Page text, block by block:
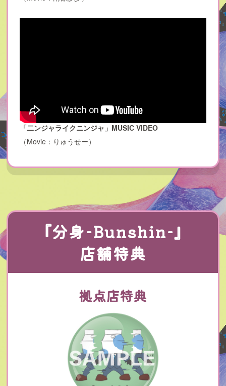
「二ンジャライクニンジャ」MUSIC VIDEO
（Movie：りゅうせー）
『分身-Bunshin-』
店舗特典
拠点店特典